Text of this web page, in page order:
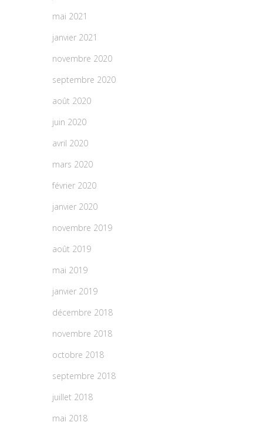
mai 2021
janvier 2021
novembre 2020
septembre 2020
août 2020
juin 2020
avril 2020
mars 2020
février 2020
janvier 2020
novembre 2019
août 2019
mai 2019
janvier 2019
décembre 2018
novembre 2018
octobre 2018
septembre 2018
juillet 2018
mai 2018